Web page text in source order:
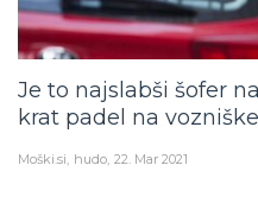
Je to najslabši šofer
krat padel na
Moški.si hudo 22. Mar 2021